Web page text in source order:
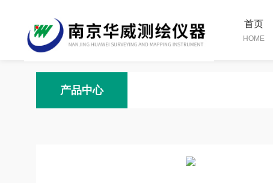
首页
HOME
产品中心